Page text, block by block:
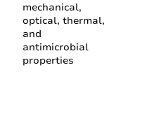
mechanical,
optical, thermal,
and
antimicrobial
properties